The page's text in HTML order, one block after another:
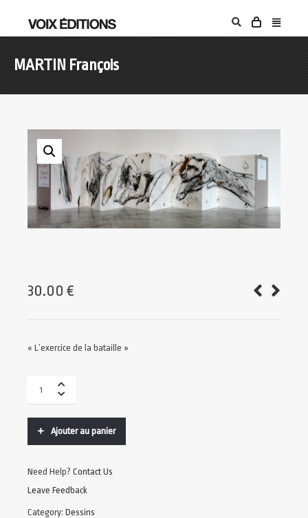
MARTIN François
30.00 €
« L’exercice de la bataille »
Ajouter au panier
Need Help? Contact Us
Leave Feedback
Category: Dessins